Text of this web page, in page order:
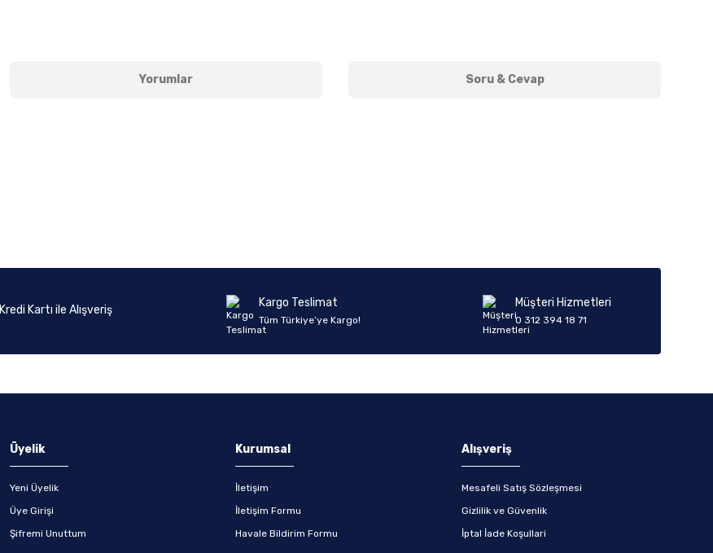
Yorumlar Soru & Cevap
Kredi Kartı ile Alışveriş
Kargo Teslimat
Tüm Türkiye’ye Kargo!
Müşteri Hizmetleri
0 312 394 18 71
Üyelik
Yeni Üyelik
Üye Girişi
Şifremi Unuttum
Kurumsal
İletişim
İletişim Formu
Havale Bildirim Formu
Alışveriş
Mesafeli Satış Sözleşmesi
Gizlilik ve Güvenlik
İptal İade Koşullari